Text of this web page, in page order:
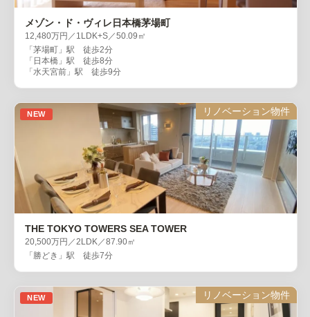
メゾン・ド・ヴィレ日本橋茅場町
12,480万円／1LDK+S／50.09㎡
「茅場町」駅 徒歩2分
「日本橋」駅 徒歩8分
「水天宮前」駅 徒歩9分
NEW リノベーション物件
THE TOKYO TOWERS SEA TOWER
20,500万円／2LDK／87.90㎡
「勝どき」駅 徒歩7分
NEW リノベーション物件